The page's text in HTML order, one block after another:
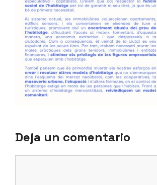
Deja un comentario